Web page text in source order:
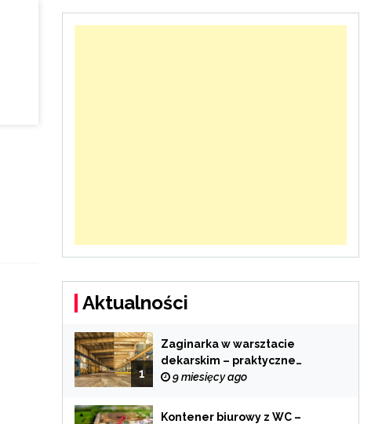
Aktualności
1
Zaginarka w warsztacie
dekarskim – praktyczne
zastosowania
9 miesięcy ago
Kontener biurowy z WC –